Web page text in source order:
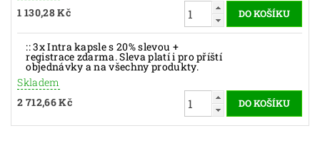
1 130,28 Kč
:: 3x Intra kapsle s 20% slevou +
registrace zdarma. Sleva platí i pro příští
objednávky a na všechny produkty.
Skladem
2 712,66 Kč